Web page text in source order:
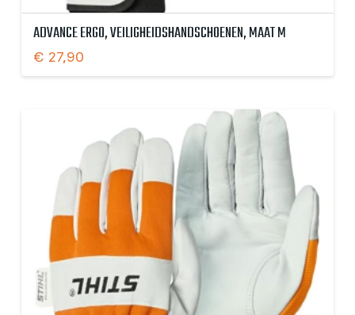
ADVANCE ERGO, VEILIGHEIDSHANDSCHOENEN, MAAT M
€ 27,90